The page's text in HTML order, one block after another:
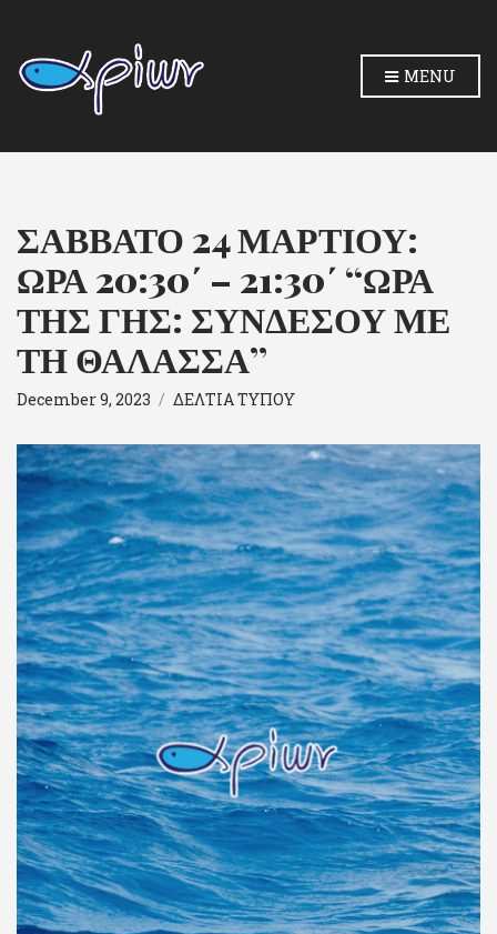
MENU
ΣΑΒΒΑΤΟ 24 ΜΑΡΤΙΟΥ:
ΩΡΑ 20:30΄ – 21:30΄ “ΩΡΑ
ΤΗΣ ΓΗΣ: ΣΥΝΔΕΣΟΥ ΜΕ
ΤΗ ΘΑΛΑΣΣΑ”
December 9, 2023 ΔΕΛΤΙΑ ΤΥΠΟΥ